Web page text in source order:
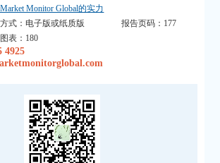
Monitor Global的实力
式：电子版或纸质版
报告页码：177
表：180
4925